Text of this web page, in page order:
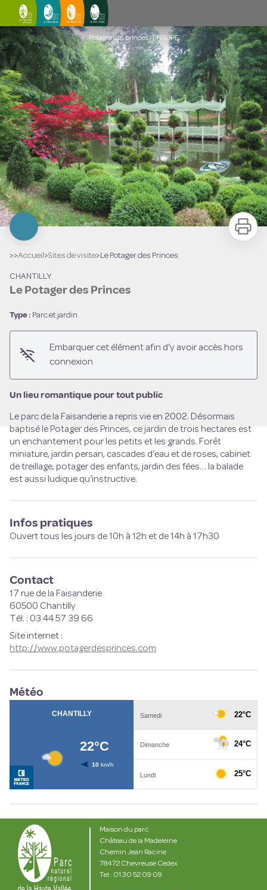
Le Potager des Princes
Potager des princes - PNROPF
Voir l'image en plein écran
Imprimer
>>Accueil >Sites de visite> Le Potager des Princes
CHANTILLY
Le Potager des Princes
Type : Parc et jardin
Embarquer cet élément afin d'y avoir accès hors
connexion
Un lieu romantique pour tout public
Le parc de la Faisanderie a repris vie en 2002. Désormais
baptisé le Potager des Princes, ce jardin de trois hectares est
un enchantement pour les petits et les grands. Forêt
miniature, jardin persan, cascades d’eau et de roses, cabinet
de treillage, potager des enfants, jardin des fées… la balade
est aussi ludique qu’instructive.
Infos pratiques
Ouvert tous les jours de 10h à 12h et de 14h à 17h30
Contact
17 rue de la Faisanderie
60500 Chantilly
Tél. : 03 44 57 39 66
Site internet :
http://www.potagerdesprinces.com
Météo
Maison du parc
Château de la Madeleine
Chemin Jean Racine
78472 Chevreuse Cedex
Tel : 01 30 52 09 09